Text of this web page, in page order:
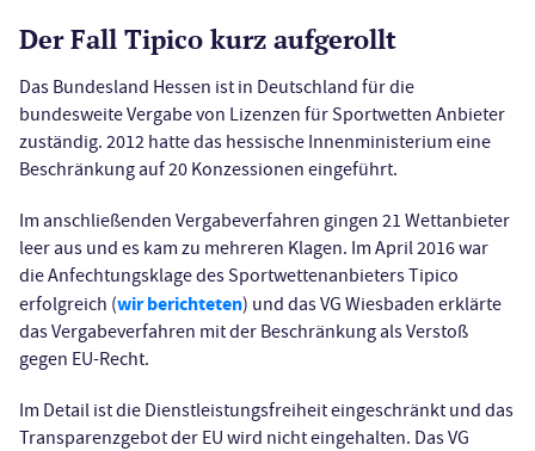
Der Fall Tipico kurz aufgerollt
Das Bundesland Hessen ist in Deutschland für die
bundesweite Vergabe von Lizenzen für Sportwetten Anbieter
zuständig. 2012 hatte das hessische Innenministerium eine
Beschränkung auf 20 Konzessionen eingeführt.
Im anschließenden Vergabeverfahren gingen 21 Wettanbieter
leer aus und es kam zu mehreren Klagen. Im April 2016 war
die Anfechtungsklage des Sportwettenanbieters Tipico
erfolgreich (wir berichteten) und das VG Wiesbaden erklärte
das Vergabeverfahren mit der Beschränkung als Verstoß
gegen EU-Recht.
Im Detail ist die Dienstleistungsfreiheit eingeschränkt und das
Transparenzgebot der EU wird nicht eingehalten. Das VG